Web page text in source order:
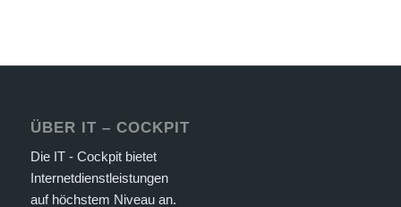
ÜBER IT – COCKPIT
Die IT - Cockpit bietet
Internetdienstleistungen
auf höchstem Niveau an.